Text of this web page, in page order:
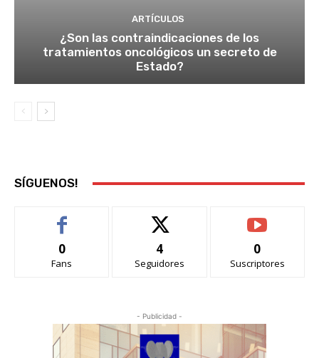
ARTÍCULOS
¿Son las contraindicaciones de los
tratamientos oncológicos un secreto de
Estado?
SÍGUENOS!
0
Fans
4
Seguidores
0
Suscriptores
- Publicidad -